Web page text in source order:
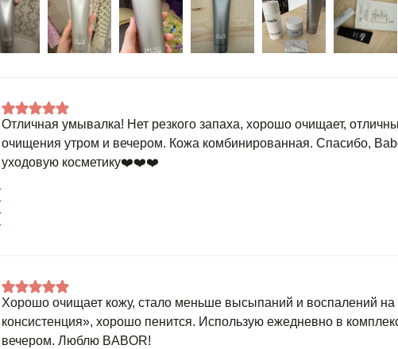
Отличная умывалка! Нет резкого запаха, хорошо очищает,
очищения утром и вечером. Кожа комбинированная. Спасибо,
уходовую косметику❤️❤️❤️
Хорошо очищает кожу, стало меньше высыпаний и воспалений на
консистенция», хорошо пенится. Использую ежедневно в
вечером. Люблю BABOR!